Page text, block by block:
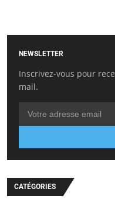
NEWSLETTER
Inscrivez-vous pour
mail.
CATÉGORIES